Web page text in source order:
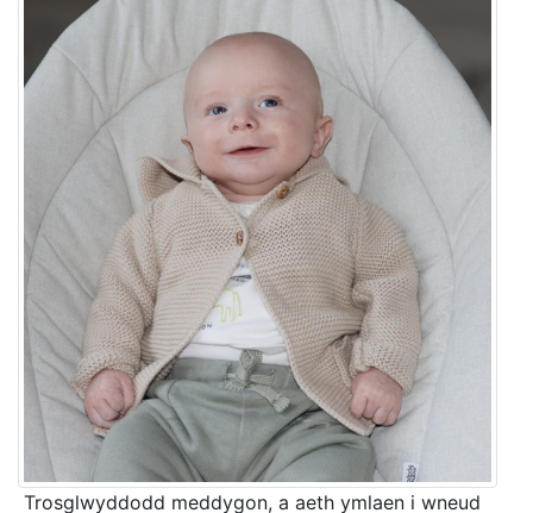
Trosglwyddodd meddygon, a aeth ymlaen i wneud